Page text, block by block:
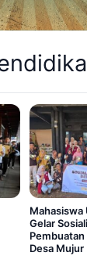
Mahasiswa
Gelar
Desa Mujur